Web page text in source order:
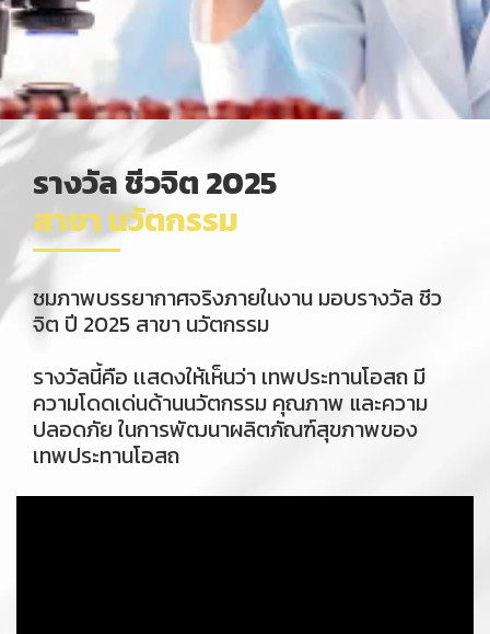
รางวัล ชีวจิต 2025
สาขา นวัตกรรม
ชมภาพบรรยากาศจริงภายในงาน มอบรางวัล ชีว
จิต ปี 2025 สาขา นวัตกรรม
รางวัลนี้คือ เเสดงให้เห็นว่า เทพประทานโอสถ มี
ความโดดเด่นด้านนวัตกรรม คุณภาพ และความ
ปลอดภัย ในการพัฒนาผลิตภัณฑ์สุขภาพของ
เทพประทานโอสถ